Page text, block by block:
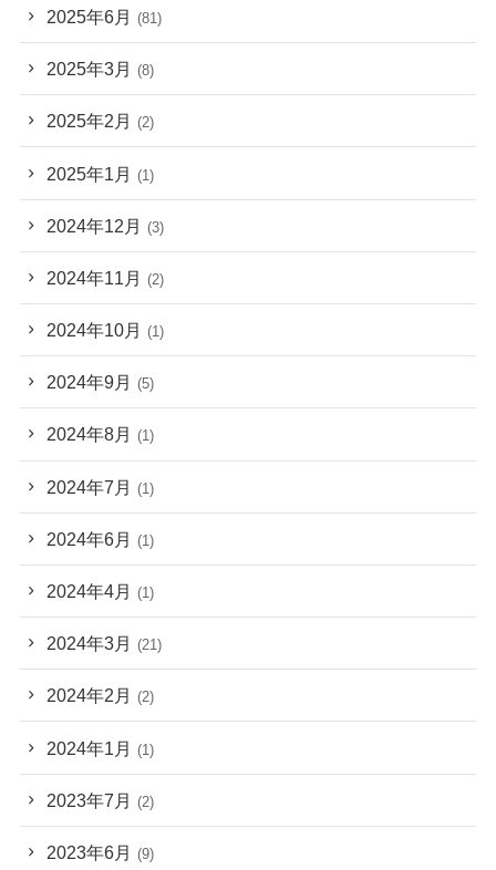
2025年6月 (81)
2025年3月 (8)
2025年2月 (2)
2025年1月 (1)
2024年12月 (3)
2024年11月 (2)
2024年10月 (1)
2024年9月 (5)
2024年8月 (1)
2024年7月 (1)
2024年6月 (1)
2024年4月 (1)
2024年3月 (21)
2024年2月 (2)
2024年1月 (1)
2023年7月 (2)
2023年6月 (9)